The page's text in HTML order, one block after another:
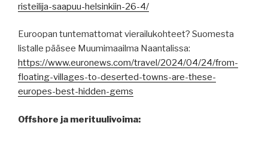
risteilija-saapuu-helsinkiin-26-4/
Euroopan tuntemattomat vierailukohteet? Suomesta
listalle pääsee Muumimaailma Naantalissa:
https://www.euronews.com/travel/2024/04/24/from-
floating-villages-to-deserted-towns-are-these-
europes-best-hidden-gems
Offshore ja merituulivoima: